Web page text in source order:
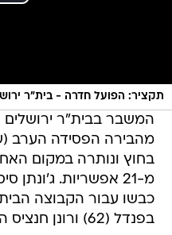
תקציר: הפועל חדרה - בית"ר
המשבר בבית"ר ירושלים
מהבירה הפסידה הערב
כבשו עבור הקבוצה
בפנדל (62) ורונן חנציס הורחק (40).